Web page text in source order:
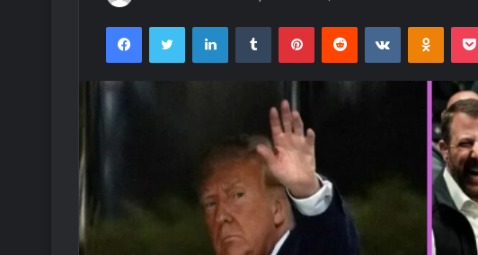
FacebookTwitter LinkedInTumblr PinterestReddit VKontakte